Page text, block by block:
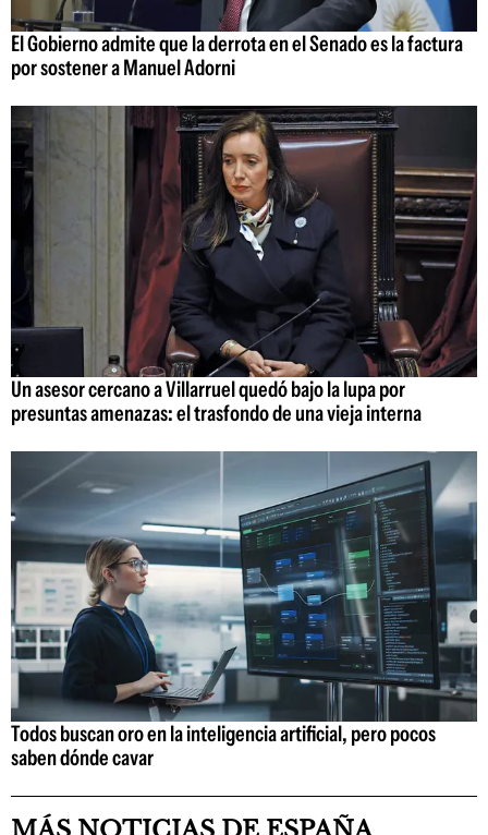
El Gobierno admite que la derrota en el Senado es la factura
por sostener a Manuel Adorni
Un asesor cercano a Villarruel quedó bajo la lupa por
presuntas amenazas: el trasfondo de una vieja interna
Todos buscan oro en la inteligencia artificial, pero pocos
saben dónde cavar